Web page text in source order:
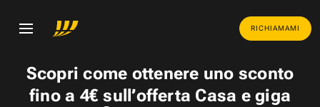
RICHIAMAMI
Scopri come ottenere uno sconto
fino a 4€ sull’offerta Casa egiga